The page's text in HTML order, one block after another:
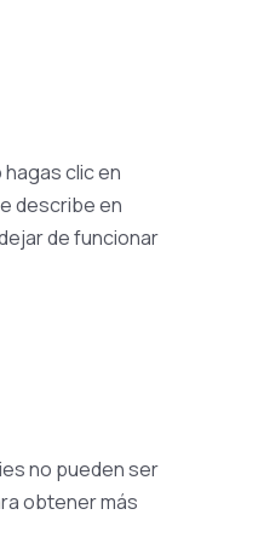
clic en
describe en
de funcionar
no pueden ser
obtener más